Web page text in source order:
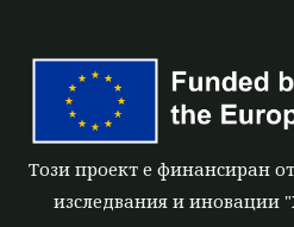
Този проект е финансиран
изследвания и иновации